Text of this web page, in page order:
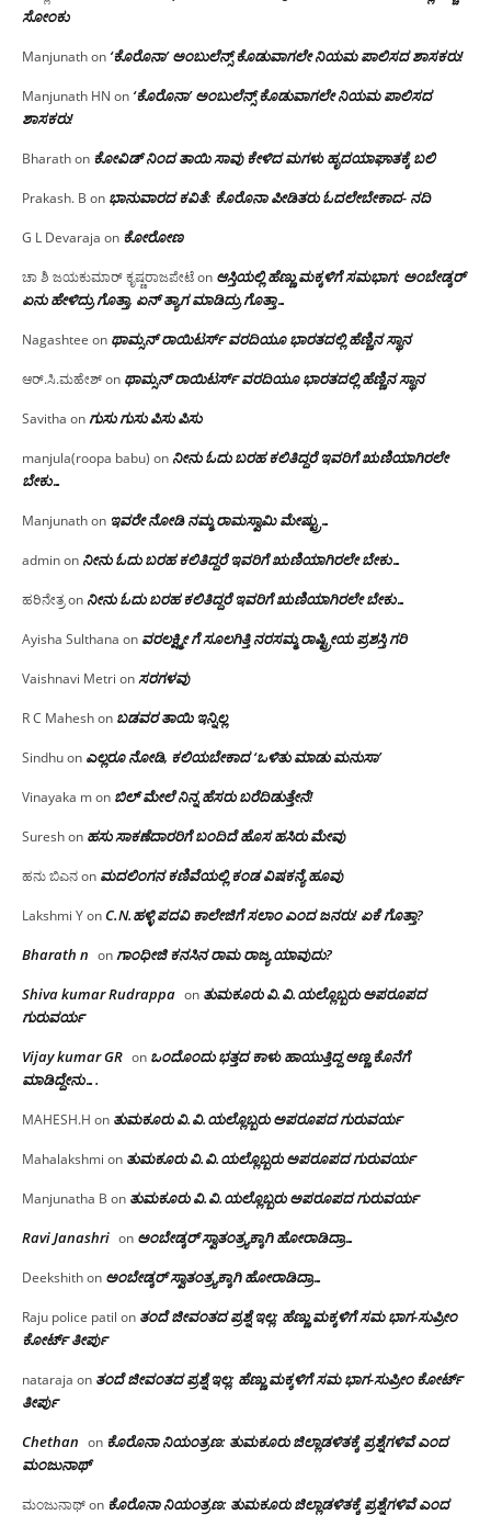
ಸೋಂಕು
Manjunathon ‘ಕೊರೊನಾ’ ಅಂಬುಲೆನ್ಸ್ ಕೊಡುವಾಗಲೇ ನಿಯಮ ಪಾಲಿಸದ ಶಾಸಕರು!
Manjunath HN on ‘ಕೊರೊನಾ’ ಅಂಬುಲೆನ್ಸ್ ಕೊಡುವಾಗಲೇ ನಿಯಮ ಪಾಲಿಸದ
ಶಾಸಕರು!
Bharathon ಕೋವಿಡ್ ನಿಂದ ತಾಯಿ ಸಾವು ಕೇಳಿದ ಮಗಳು ಹೃದಯಾಘಾತಕ್ಕೆ ಬಲಿ
Prakash. B on ಭಾನುವಾರದ ಕವಿತೆ: ಕೊರೊನಾ ಪೀಡಿತರು ಓದಲೇಬೇಕಾದ- ನದಿ
G L Devaraja on ಕೋರೋಣ
ಚಾ ಶಿ ಜಯಕುಮಾರ್ ಕೃಷ್ಣರಾಜಪೇಟೆon ಆಸ್ತಿಯಲ್ಲಿ ಹೆಣ್ಣು ಮಕ್ಕಳಿಗೆ ಸಮಭಾಗ; ಅಂಬೇಡ್ಕರ್
ಏನು ಹೇಳಿದ್ರು ಗೊತ್ತಾ, ಏನ್ ತ್ಯಾಗ ಮಾಡಿದ್ರು ಗೊತ್ತಾ…
Nagashtee on ಥಾಮ್ಸನ್ ರಾಯಿಟರ್ಸ್ ವರದಿಯೂ ಭಾರತದಲ್ಲಿ ಹೆಣ್ಣಿನ ಸ್ಥಾನ‌
ಆರ್.ಸಿ.ಮಹೇಶ್on ಥಾಮ್ಸನ್ ರಾಯಿಟರ್ಸ್ ವರದಿಯೂ ಭಾರತದಲ್ಲಿ ಹೆಣ್ಣಿನ ಸ್ಥಾನ‌
Savitha onಗುಸು ಗುಸು ಪಿಸು ಪಿಸು
manjula(roopa babu) on ನೀನು ಓದು ಬರಹ ಕಲಿತಿದ್ದರೆ ಇವರಿಗೆ ಋಣಿಯಾಗಿರಲೇ
ಬೇಕು…
Manjunathon ಇವರೇ‌ ನೋಡಿ‌ ನಮ್ಮ‌ ರಾಮಸ್ವಾಮಿ ಮೇಷ್ಟ್ರು…
adminon ನೀನು ಓದು ಬರಹ ಕಲಿತಿದ್ದರೆ ಇವರಿಗೆ ಋಣಿಯಾಗಿರಲೇ ಬೇಕು…
ಹರಿನೇತ್ರon ನೀನು ಓದು ಬರಹ ಕಲಿತಿದ್ದರೆ ಇವರಿಗೆ ಋಣಿಯಾಗಿರಲೇ ಬೇಕು…
Ayisha Sulthana on ವರಲಕ್ಷ್ಮೀ ಗೆ ಸೂಲಗಿತ್ತಿ ನರಸಮ್ಮ‌ ರಾಷ್ಟ್ರೀಯ ಪ್ರಶಸ್ತಿ ಗರಿ
Vaishnavi Metri onಸರಗಳವು
R C Maheshon ಬಡವರ ತಾಯಿ ಇನ್ನಿಲ್ಲ
Sindhuon ಎಲ್ಲರೂ ನೋಡಿ, ಕಲಿಯಬೇಕಾದ ‘ಒಳಿತು ಮಾಡು ಮನುಸಾ’
Vinayaka mon ಬಿಲ್ ಮೇಲೆ ನಿನ್ನ ಹೆಸರು ಬರೆದಿಡುತ್ತೇನೆ!
Sureshon ಹಸು ಸಾಕಣೆದಾರರಿಗೆ ಬಂದಿದೆ ಹೊಸ ಹಸಿರು ಮೇವು
ಹನು ಬಿಎನon ಮದಲಿಂಗನ ಕಣಿವೆಯಲ್ಲಿ ಕಂಡ ವಿಷಕನ್ಯೆ ಹೂವು
Lakshmi YonC.N.ಹಳ್ಳಿ ಪದವಿ ಕಾಲೇಜಿಗೆ ಸಲಾಂ‌ ಎಂದ ಜನರು! ಏಕೆ ಗೊತ್ತಾ?
Bharath n onಗಾಂಧೀಜಿ ಕನಸಿನ ರಾಮ ರಾಜ್ಯ ಯಾವುದು?
Shiva kumar Rudrappa on ತುಮಕೂರು‌ ವಿ.ವಿ.ಯಲ್ಲೊಬ್ಬರು ಅಪರೂಪದ
ಗುರುವರ್ಯ
Vijay kumar GR on ಒಂದೊಂದು ಭತ್ತದ ಕಾಳು ಹಾಯುತ್ತಿದ್ದ ಅಣ್ಣ ಕೊನೆಗೆ
ಮಾಡಿದ್ದೇನು….
MAHESH.H on ತುಮಕೂರು‌ ವಿ.ವಿ.ಯಲ್ಲೊಬ್ಬರು ಅಪರೂಪದ ಗುರುವರ್ಯ
Mahalakshmi on ತುಮಕೂರು‌ ವಿ.ವಿ.ಯಲ್ಲೊಬ್ಬರು ಅಪರೂಪದ ಗುರುವರ್ಯ
Manjunatha B on ತುಮಕೂರು‌ ವಿ.ವಿ.ಯಲ್ಲೊಬ್ಬರು ಅಪರೂಪದ ಗುರುವರ್ಯ
Ravi Janashri on ಅಂಬೇಡ್ಕರ್ ಸ್ವಾತಂತ್ರ್ಯಕ್ಕಾಗಿ ಹೋರಾಡಿದ್ರಾ…
Deekshithon ಅಂಬೇಡ್ಕರ್ ಸ್ವಾತಂತ್ರ್ಯಕ್ಕಾಗಿ ಹೋರಾಡಿದ್ರಾ…
Raju police patil on ತಂದೆ ಜೀವಂತದ ಪ್ರಶ್ನೆ ಇಲ್ಲ: ಹೆಣ್ಣು ಮಕ್ಕಳಿಗೆ ಸಮ ಭಾಗ-ಸುಪ್ರೀಂ
ಕೋರ್ಟ್ ತೀರ್ಪು
nataraja on ತಂದೆ ಜೀವಂತದ ಪ್ರಶ್ನೆ ಇಲ್ಲ: ಹೆಣ್ಣು ಮಕ್ಕಳಿಗೆ ಸಮ ಭಾಗ-ಸುಪ್ರೀಂ ಕೋರ್ಟ್
ತೀರ್ಪು
Chethan on ಕೊರೊನಾ ನಿಯಂತ್ರಣ: ತುಮಕೂರು ಜಿಲ್ಲಾಡಳಿತಕ್ಕೆ ಪ್ರಶ್ನೆಗಳಿವೆ ಎಂದ
ಮಂಜು‌ನಾಥ್
ಮಂಜುನಾಥ್on ಕೊರೊನಾ ನಿಯಂತ್ರಣ: ತುಮಕೂರು ಜಿಲ್ಲಾಡಳಿತಕ್ಕೆ ಪ್ರಶ್ನೆಗಳಿವೆ ಎಂದ